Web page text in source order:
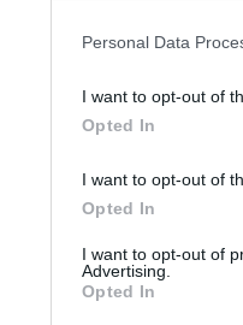
Personal Data
I want to opt-out of
Opted In
I want to opt-out of
Opted In
I want to opt-out of
Advertising.
Opted In